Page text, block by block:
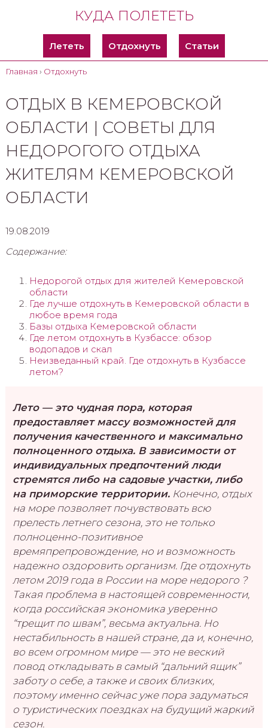
КУДА ПОЛЕТЕТЬ
Лететь Отдохнуть Статьи
Главная › Отдохнуть
ОТДЫХ В КЕМЕРОВСКОЙ
ОБЛАСТИ | СОВЕТЫ ДЛЯ
НЕДОРОГОГО ОТДЫХА
ЖИТЕЛЯМ КЕМЕРОВСКОЙ
ОБЛАСТИ
19.08.2019
Содержание:
Недорогой отдых для жителей Кемеровской
области
Где лучше отдохнуть в Кемеровской области в
любое время года
Базы отдыха Кемеровской области
Где летом отдохнуть в Кузбассе: обзор
водопадов и скал
Неизведанный край. Где отдохнуть в Кузбассе
летом?
Лето — это чудная пора, которая
предоставляет массу возможностей для
получения качественного и максимально
полноценного отдыха. В зависимости от
индивидуальных предпочтений люди
стремятся либо на садовые участки, либо
на приморские территории. Конечно, отдых
на море позволяет почувствовать всю
прелесть летнего сезона, это не только
полноценно-позитивное
времяпрепровождение, но и возможность
надежно оздоровить организм. Где отдохнуть
летом 2019 года в России на море недорого ?
Такая проблема в настоящей современности,
когда российская экономика уверенно
“трещит по швам”, весьма актуальна. Но
нестабильность в нашей стране, да и, конечно,
во всем огромном мире — это не веский
повод откладывать в самый “дальний ящик”
заботу о себе, а также и своих близких,
поэтому именно сейчас уже пора задуматься
о туристических поездках на будущий жаркий
сезон.